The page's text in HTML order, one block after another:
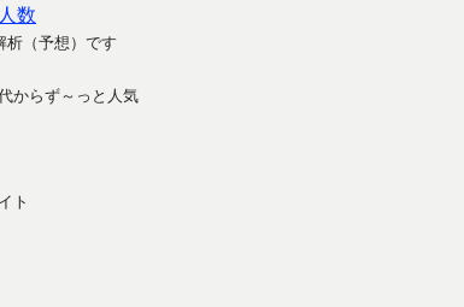
数
析（予想）です
からず～っと人気
ト